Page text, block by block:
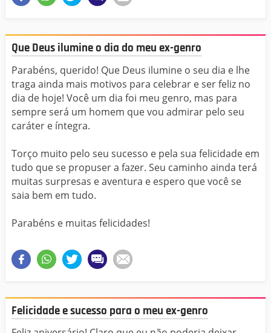
Que Deus ilumine o dia do meu ex-genro
Parabéns, querido! Que Deus ilumine o seu dia e lhe
traga ainda mais motivos para celebrar e ser feliz no
dia de hoje! Você um dia foi meu genro, mas para
sempre será um homem que vou admirar pelo seu
caráter e íntegra.
Torço muito pelo seu sucesso e pela sua felicidade em
tudo que se propuser a fazer. Seu caminho ainda terá
muitas surpresas e aventura e espero que você se
saia bem em tudo.
Parabéns e muitas felicidades!
Felicidade e sucesso para o meu ex-genro